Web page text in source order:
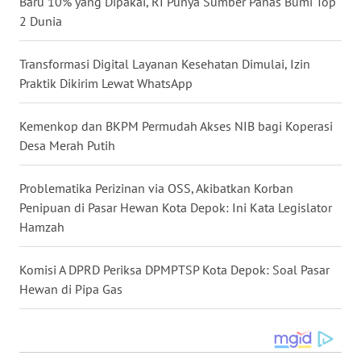
2 Dunia
Transformasi Digital Layanan Kesehatan Dimulai, Izin
Praktik Dikirim Lewat WhatsApp
Kemenkop dan BKPM Permudah Akses NIB bagi Koperasi
Desa Merah Putih
Problematika Perizinan via OSS, Akibatkan Korban
Penipuan di Pasar Hewan Kota Depok: Ini Kata Legislator
Hamzah
Komisi A DPRD Periksa DPMPTSP Kota Depok: Soal Pasar
Hewan di Pipa Gas
DANAU
WN
WN
TAPANULI
SELATAN
WN
TANJUNG
LESUNG
WN